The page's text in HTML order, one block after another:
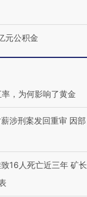
呈现】寻找100种
元公积金
，为何影响了黄金
涉刑案发回重审 因部
16人死亡近三年 矿长